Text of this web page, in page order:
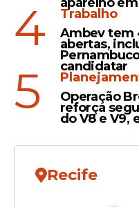
4
Trabalho
Ambev tem
abertas,
candidatar
5
Operação
reforça
do V8 e V9,
Recife